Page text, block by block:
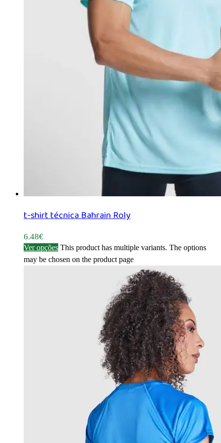
t-shirt técnica Bahrain Roly
6.48€
Ver opções This product has multiple variants. The options
may be chosen on the product page